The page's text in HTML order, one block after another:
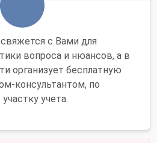
с Вами для
вопроса и нюансов, а в
организует бесплатную
консультантом, по
учета.